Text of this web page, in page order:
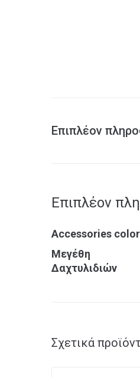
Επιπλέον
Επιπλέον
Αccessories
Μεγέθη
Δαχτυλιδιών
Σχετικά